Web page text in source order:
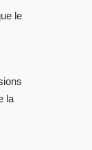
le
la